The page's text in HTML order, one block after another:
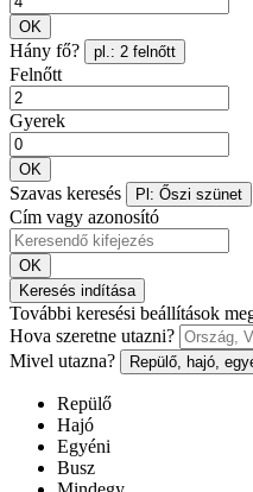
OK
Hány fő? pl.: 2 felnőtt
Felnőtt
Gyerek
OK
Szavas keresés Pl: Őszi szünet
Cím vagy azonosító
OK
Keresés indítása
További keresési beállítások
Hova szeretne utazni?
Mivel utazna?
Repülő, hajó,
Repülő
Hajó
Egyéni
Busz